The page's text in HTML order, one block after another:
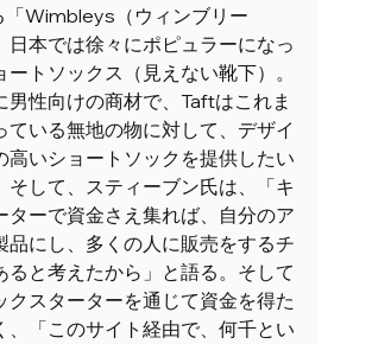
「Wimbleys（ウィンブリー
日本では徐々にポピュラーになっ
ートソックス（見えない靴下）。
男性向けの商材で、Taftはこれま
ている無地の物に対して、デザイ
高いショートソックを提供したい
そして、スティーブン氏は、「キ
ターで資金さえ集れば、自分のア
品にし、多くの人に販売をするチ
ると考えたから」と語る。そして
クスターターを通じて資金を得た
、「このサイト経由で、何千とい